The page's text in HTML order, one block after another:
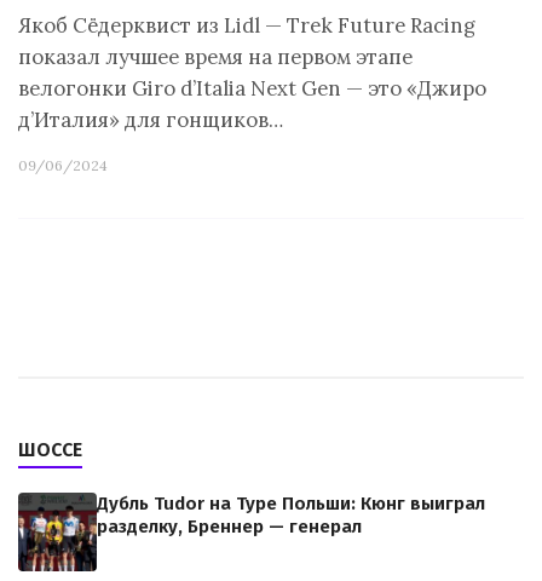
Якоб Сёдерквист из Lidl — Trek Future Racing
показал лучшее время на первом этапе
велогонки Giro d’Italia Next Gen — это «Джиро
д’Италия» для гонщиков…
09/06/2024
ШОССЕ
Дубль Tudor на Туре Польши: Кюнг выиграл
разделку, Бреннер — генерал